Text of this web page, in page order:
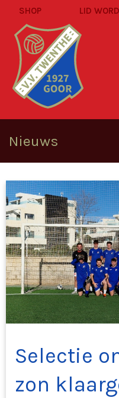
SHOP LID
Nieuws
Selectie
zon